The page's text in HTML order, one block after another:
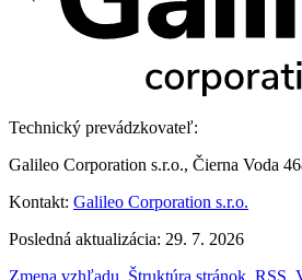
Technický prevádzkovateľ:
Galileo Corporation s.r.o., Čierna Voda
Kontakt: Galileo Corporation s.r.o.
Posledná aktualizácia: 29. 7. 2026
Zmena vzhľadu Štruktúra stránok RSS